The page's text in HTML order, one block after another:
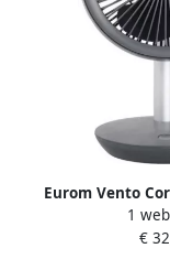
Eurom Vento
1
€